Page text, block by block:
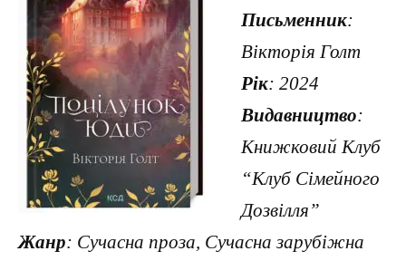
Письменник:
Вікторія Голт
Рік: 2024
Видавництво:
Книжковий Клуб
“Клуб Сімейного
Дозвілля”
Жанр: Сучасна проза, Сучасна зарубіжна